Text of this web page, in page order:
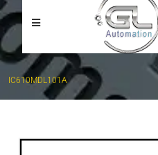
IC610MDL101A